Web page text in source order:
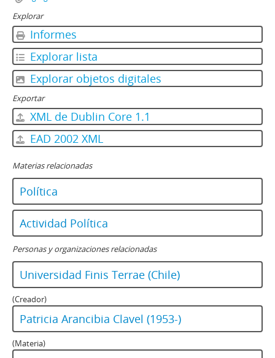
Explorar
Informes
Explorar lista
Explorar objetos digitales
Exportar
XML de Dublin Core 1.1
EAD 2002 XML
Materias relacionadas
Política
Actividad Política
Personas y organizaciones relacionadas
Universidad Finis Terrae (Chile)
(Creador)
Patricia Arancibia Clavel (1953-)
(Materia)